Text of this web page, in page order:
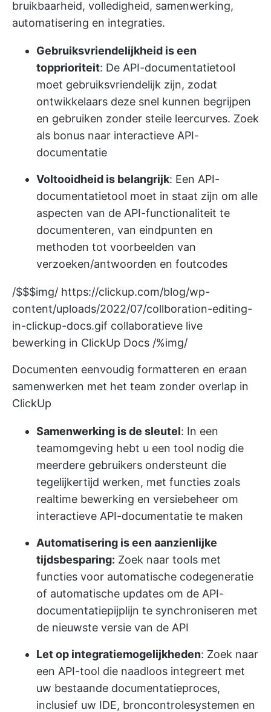
bruikbaarheid, volledigheid, samenwerking,
automatisering en integraties.
Gebruiksvriendelijkheid is een
topprioriteit: De API-documentatietool
moet gebruiksvriendelijk zijn, zodat
ontwikkelaars deze snel kunnen begrijpen
en gebruiken zonder steile leercurves. Zoek
als bonus naar interactieve API-
documentatie
Voltooidheid is belangrijk: Een API-
documentatietool moet in staat zijn om alle
aspecten van de API-functionaliteit te
documenteren, van eindpunten en
methoden tot voorbeelden van
verzoeken/antwoorden en foutcodes
/$$$img/ https://clickup.com/blog/wp-
content/uploads/2022/07/collboration-editing-
in-clickup-docs.gif collaboratieve live
bewerking in ClickUp Docs /%img/
Documenten eenvoudig formatteren en eraan
samenwerken met het team zonder overlap in
ClickUp
Samenwerking is de sleutel: In een
teamomgeving hebt u een tool nodig die
meerdere gebruikers ondersteunt die
tegelijkertijd werken, met functies zoals
realtime bewerking en versiebeheer om
interactieve API-documentatie te maken
Automatisering is een aanzienlijke
tijdsbesparing: Zoek naar tools met
functies voor automatische codegeneratie
of automatische updates om de API-
documentatiepijplijn te synchroniseren met
de nieuwste versie van de API
Let op integratiemogelijkheden: Zoek naar
een API-tool die naadloos integreert met
uw bestaande documentatieproces,
inclusief uw IDE, broncontrolesystemen en